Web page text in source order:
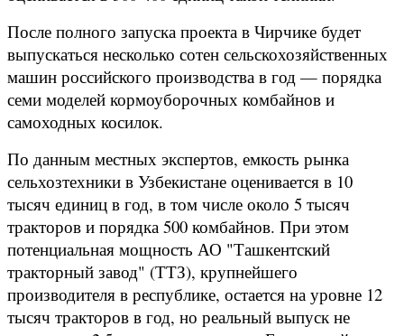
После полного запуска проекта в Чирчике будет
выпускаться несколько сотен сельскохозяйственных
машин российского производства в год — порядка
семи моделей кормоуборочных комбайнов и
самоходных косилок.
По данным местных экспертов, емкость рынка
сельхозтехники в Узбекистане оценивается в 10
тысяч единиц в год, в том числе около 5 тысяч
тракторов и порядка 500 комбайнов. При этом
потенциальная мощность АО "Ташкентский
тракторный завод" (ТТЗ), крупнейшего
производителя в республике, остается на уровне 12
тысяч тракторов в год, но реальный выпуск не